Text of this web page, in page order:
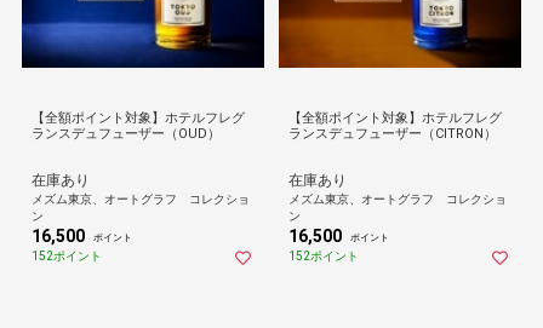
【全額ポイント対象】ホテルフレグ
ランスデュフューザー（OUD）
在庫あり
メズム東京、オートグラフ コレクショ
ン
16,500 ポイント
152ポイント
【全額ポイント対象】ホテルフレグ
ランスデュフューザー（CITRON）
在庫あり
メズム東京、オートグラフ コレクショ
ン
16,500 ポイント
152ポイント